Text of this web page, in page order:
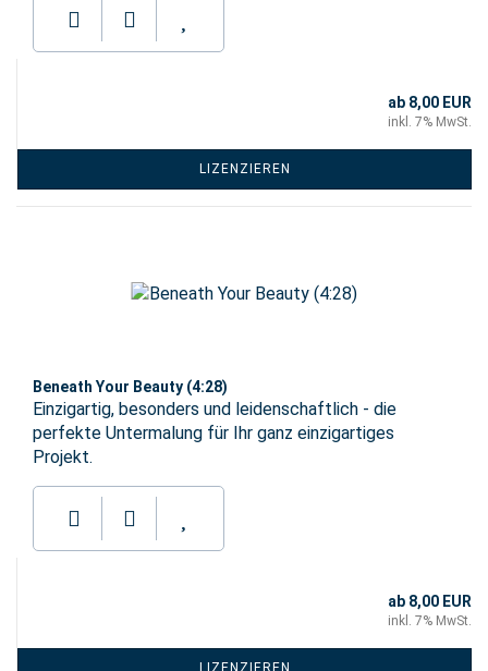
ab 8,00 EUR
inkl. 7% MwSt.
LIZENZIEREN
Beneath Your Beauty (4:28)
Einzigartig, besonders und leidenschaftlich - die
perfekte Untermalung für Ihr ganz einzigartiges
Projekt.
ab 8,00 EUR
inkl. 7% MwSt.
LIZENZIEREN